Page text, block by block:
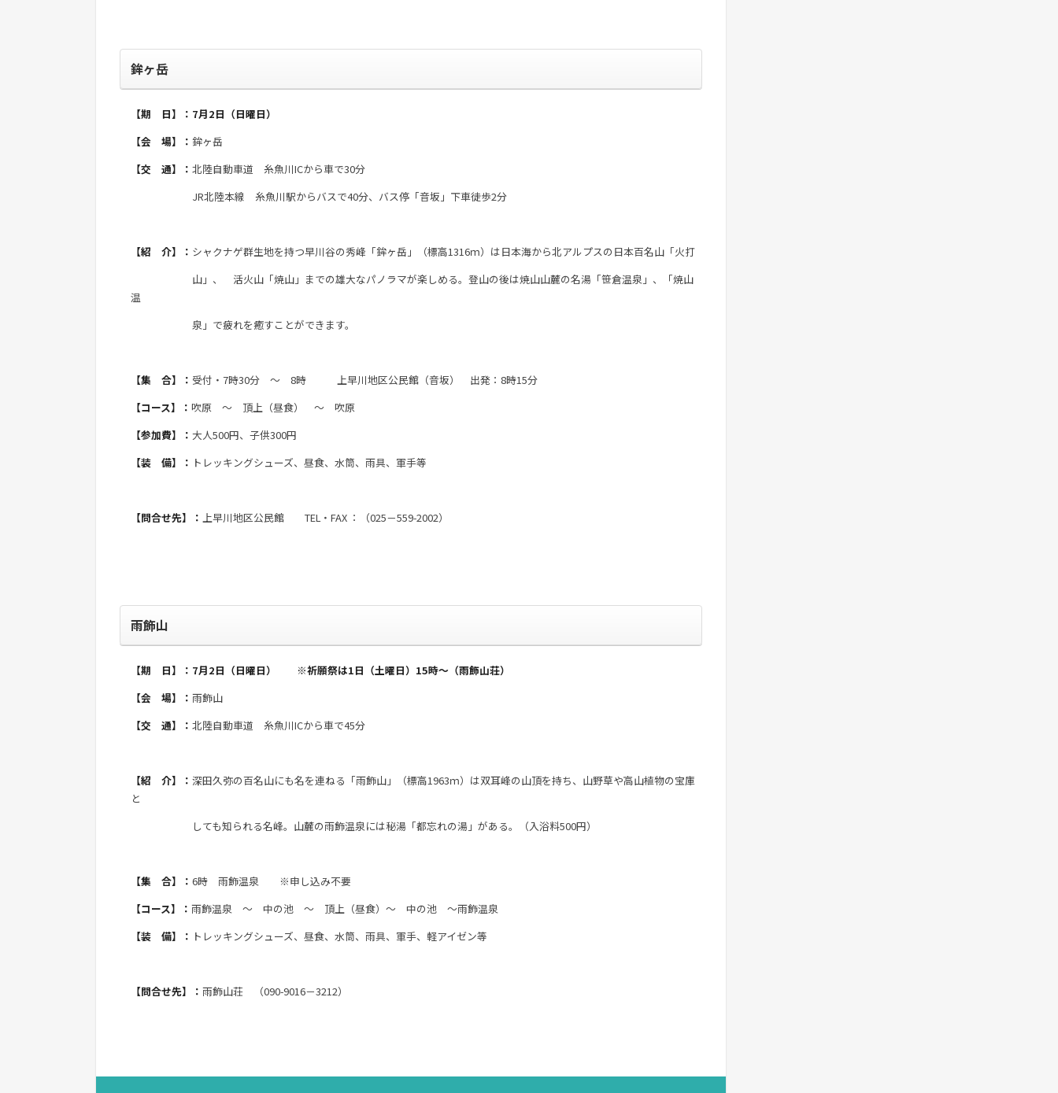
鉾ヶ岳
【期 日】：7月2日（日曜日）
【会 場】： 鉾ヶ岳
【交 通】： 北陸自動車道 糸魚川ICから車で30分
JR北陸本線 糸魚川駅からバスで40分、バス停「音坂」下車徒歩2分
【紹 介】： シャクナゲ群生地を持つ早川谷の秀峰「鉾ヶ岳」（標高1316ｍ）は日本海から北アルプスの日本百名山「火打
山」、 活火山「焼山」までの雄大なパノラマが楽しめる。登山の後は焼山山麓の名湯「笹倉温泉」、「焼山
温
泉」で疲れを癒すことができます。
【集 合】： 受付・7時30分 ～ 8時 上早川地区公民館（音坂） 出発：8時15分
【コース】： 吹原 ～ 頂上（昼食） ～ 吹原
【参加費】： 大人500円、子供300円
【装 備】： トレッキングシューズ、昼食、水筒、雨具、軍手等
【問合せ先】： 上早川地区公民館 TEL・FAX ：（025－559-2002）
雨飾山
【期 日】：7月2日（日曜日） ※祈願祭は1日（土曜日）15時～（雨飾山荘）
【会 場】： 雨飾山
【交 通】： 北陸自動車道 糸魚川ICから車で45分
【紹 介】： 深田久弥の百名山にも名を連ねる「雨飾山」（標高1963ｍ）は双耳峰の山頂を持ち、山野草や高山植物の宝庫
と
しても知られる名峰。山麓の雨飾温泉には秘湯「都忘れの湯」がある。（入浴料500円）
【集 合】： 6時 雨飾温泉 ※申し込み不要
【コース】： 雨飾温泉 ～ 中の池 ～ 頂上（昼食）～ 中の池 ～雨飾温泉
【装 備】： トレッキングシューズ、昼食、水筒、雨具、軍手、軽アイゼン等
【問合せ先】： 雨飾山荘 （090-9016－3212）